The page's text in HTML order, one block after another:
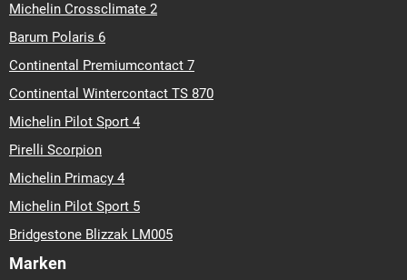
Michelin Crossclimate 2
Barum Polaris 6
Continental Premiumcontact 7
Continental Wintercontact TS 870
Michelin Pilot Sport 4
Pirelli Scorpion
Michelin Primacy 4
Michelin Pilot Sport 5
Bridgestone Blizzak LM005
Marken